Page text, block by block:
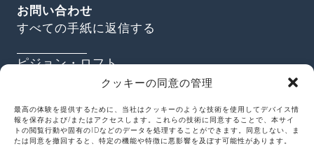
クッキーの同意の管理
最高の体験を提供するために、当社はクッキーのような技術を使用してデバイス情
報を保存および/またはアクセスします。これらの技術に同意することで、本サイ
トの閲覧行動や固有のIDなどのデータを処理することができます。同意しない、ま
たは同意を撤回すると、特定の機能や特徴に悪影響を及ぼす可能性があります。
お問い合わせ
すべての手紙に返信する
ピジョン・ロフト
ボーンヴィル、ボーモント・ロード167番地
イギリス